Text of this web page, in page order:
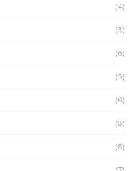
(4)
(3)
(6)
(5)
(6)
(8)
(8)